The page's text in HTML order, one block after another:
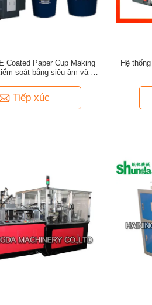
Coated Paper Cup Making
soát bằng siêu âm và hệ
Tiếp xúc
Hệ